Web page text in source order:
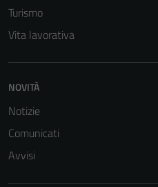
Turismo
Vita lavorativa
NOVITÀ
Notizie
Comunicati
Avvisi